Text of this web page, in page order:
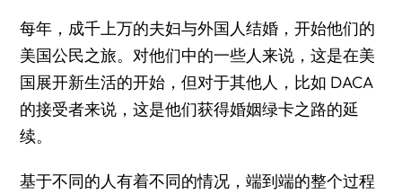
每年，成千上万的夫妇与外国人结婚，开始他们的
美国公民之旅。对他们中的一些人来说，这是在美
国展开新生活的开始，但对于其他人，比如 DACA
的接受者来说，这是他们获得婚姻绿卡之路的延
续。
基于不同的人有着不同的情况，端到端的整个过程